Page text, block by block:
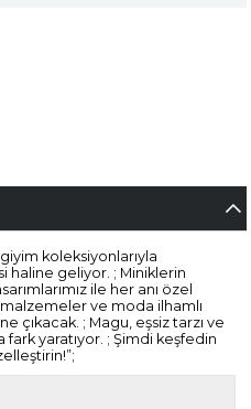
koleksiyonlarıyla
haline geliyor. ; Miniklerin
ile her anı özel
malzemeler ve moda ilhamlı
çıkacak. ; Magu, eşsiz tarzı ve
yaratıyor. ; Şimdi keşfedin